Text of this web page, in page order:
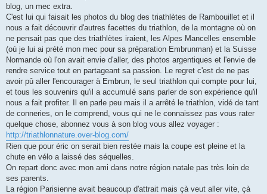
blog, un mec extra.
C'est lui qui faisait les photos du blog des triathlètes de Rambouillet et il
nous a fait découvrir d'autres facettes du triathlon, de la montagne où on
ne pensait pas que des triathlètes iraient, les Alpes Mancelles ensemble
(où je lui ai prété mon mec pour sa préparation Embrunman) et la Suisse
Normande où l'on avait envie d'aller, des photos argentiques et l'envie de
rendre service tout en partageant sa passion. Le regret c'est de ne pas
avoir pû aller l'encourager à Embrun, le seul triathlon qui compte pour lui,
et tous les souvenirs qu'il a accumulé sans parler de son expérience qu'il
nous a fait profiter. Il en parle peu mais il a arrêté le triathlon, vidé de tant
de conneries, on le comprend, vous qui ne le connaissez pas vous rater
quelque chose, abonnez vous à son blog vous allez voyager :
http://triathlonnature.over-blog.com/
Rien que pour éric on serait bien restée mais la coupe est pleine et la
chute en vélo a laissé des séquelles.
On repart donc avec mon ami dans notre région natale pas très loin de
ses parents.
La région Parisienne avait beaucoup d'attrait mais çà veut aller vite, çà